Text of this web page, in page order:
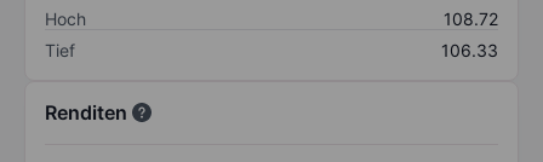
Hoch
108.72
Tief
106.33
Renditen